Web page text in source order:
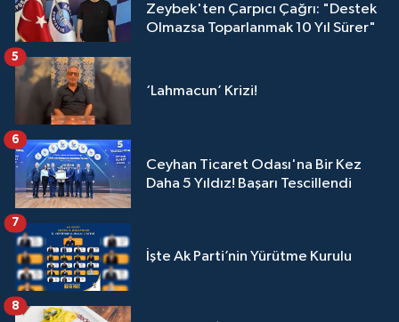
Zeybek'ten Çarpıcı Çağrı: "Destek
Olmazsa Toparlanmak 10 Yıl Sürer"
‘Lahmacun’ Krizi!
5
Ceyhan Ticaret Odası'na Bir Kez
Daha 5 Yıldız! Başarı Tescillendi
6
İşte Ak Parti’nin Yürütme Kurulu
7
8